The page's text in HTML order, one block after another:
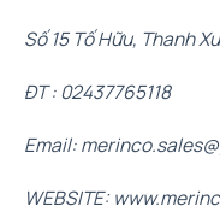
Số 15 Tố Hữu, Thanh
ĐT : 02437765118
Email:
WEBSITE: